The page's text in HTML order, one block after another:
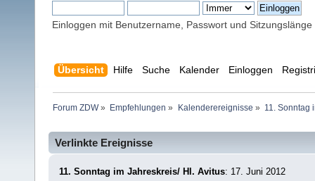
Einloggen mit Benutzername, Passwort und Sitzungslänge
Übersicht Hilfe Suche Kalender Einloggen
Forum ZDW» Empfehlungen » Kalenderereignisse » 11. Sonntag
Verlinkte Ereignisse
11. Sonntag im Jahreskreis/ Hl. Avitus: 17. Juni 2012